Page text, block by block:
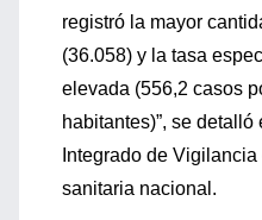
registró la mayor
(36.058) y la tasa
elevada (556,2 casos
habitantes)”, se
Integrado de
sanitaria nacional.